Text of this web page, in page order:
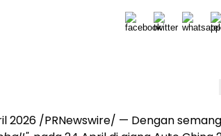
2026 /PRNewswire/ — Dengan